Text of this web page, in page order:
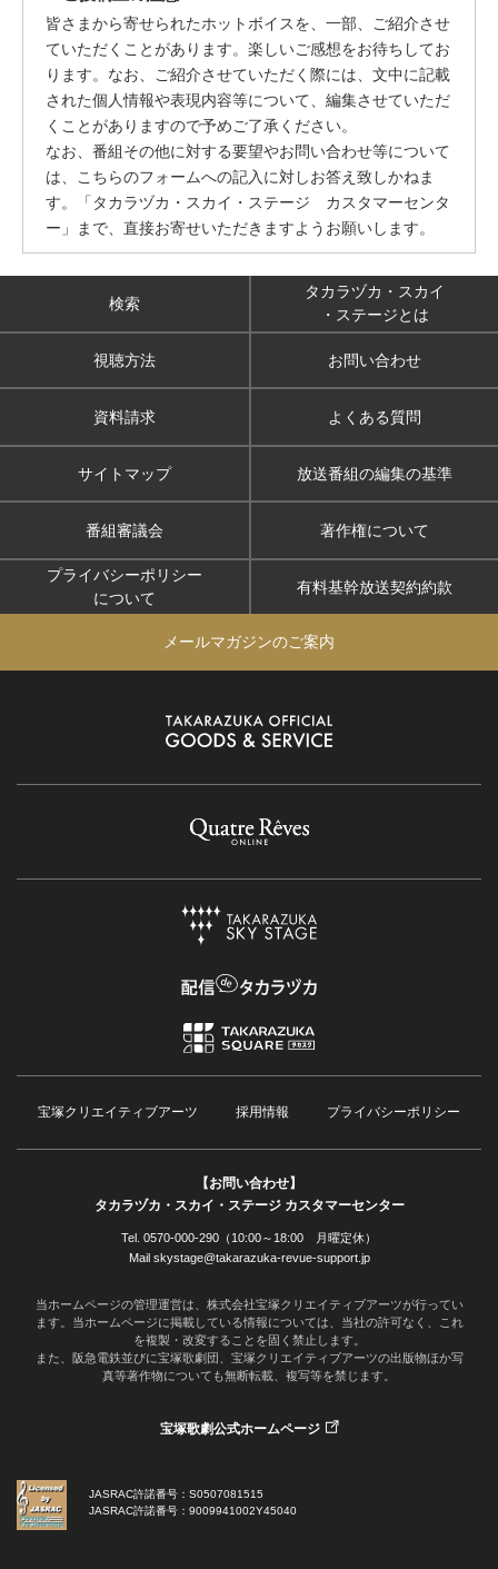
皆さまから寄せられたホットボイスを、一部、ご紹介させ
ていただくことがあります。楽しいご感想をお待ちしてお
ります。なお、ご紹介させていただく際には、文中に記載
された個人情報や表現内容等について、編集させていただ
くことがありますので予めご了承ください。
なお、番組その他に対する要望やお問い合わせ等について
は、こちらのフォームへの記入に対しお答え致しかねま
す。「タカラヅカ・スカイ・ステージ カスタマーセンタ
ー」まで、直接お寄せいただきますようお願いします。
検索
タカラヅカ・スカイ
・ステージとは
視聴方法 お問い合わせ
資料請求 よくある質問
サイトマップ 放送番組の編集の基準
番組審議会 著作権について
プライバシーポリシー
について
有料基幹放送契約約款
メールマガジンのご案内
宝塚クリエイティブアーツ 採用情報 プライバシーポリシー
【お問い合わせ】
タカラヅカ・スカイ・ステージ カスタマーセンター
Tel. 0570-000-290（10:00～18:00 月曜定休）
Mail skystage@takarazuka-revue-support.jp
当ホームページの管理運営は、株式会社宝塚クリエイティブアーツが行ってい
ます。当ホームページに掲載している情報については、当社の許可なく、これ
を複製・改変することを固く禁止します。
また、阪急電鉄並びに宝塚歌劇団、宝塚クリエイティブアーツの出版物ほか写
真等著作物についても無断転載、複写等を禁じます。
宝塚歌劇公式ホームページ
JASRAC許諾番号：S0507081515
JASRAC許諾番号：9009941002Y45040